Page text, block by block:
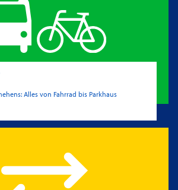
Alles von Fahrrad bis Parkhaus